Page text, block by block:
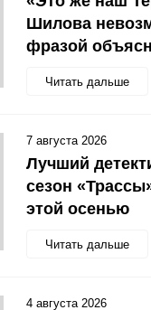
Шилова
фразой
Читать дальше
Лучший
сезон
этой осенью
Читать дальше
7 августа 2026
4 августа 2026